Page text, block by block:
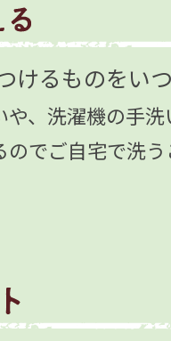
けるものをい
や、洗濯機の手
のでご自宅で洗う